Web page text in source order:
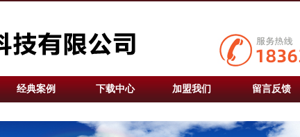
经典案例 下载中心 加盟我们 留言反馈